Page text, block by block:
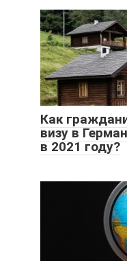
Как
визу в
в 2021 году?